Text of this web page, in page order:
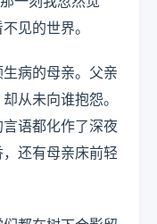
见的世界。
病的母亲。父亲
从未向谁抱怨。
语都化作了深夜
还有母亲床前轻